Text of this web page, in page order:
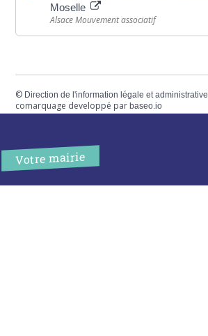
Moselle
Alsace Mouvement associatif
© Direction de l'information légale et administrative
comarquage developpé parbaseo.io
Votre mairie
Adresse